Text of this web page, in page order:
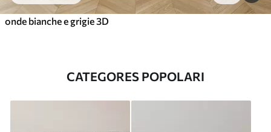
onde bianche e grigie 3D
CATEGORES POPOLARI